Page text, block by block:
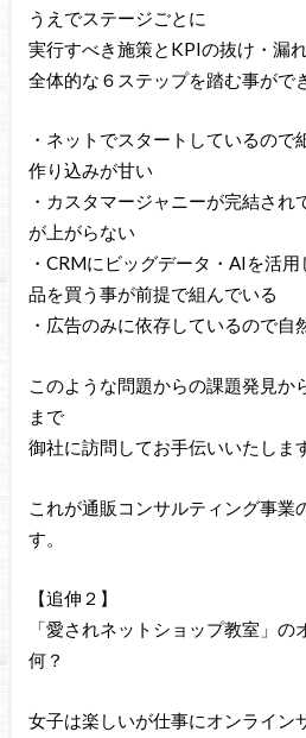
うえでステージごとに
実行すべき施策とKPIの抜け・漏れ
全体的な６ステップを踏む事がで
・ネットでスタートしているの
作り込みが甘い
・カスタマージャニーが完結さ
が上がらない
・CRMにビッグデータ・AIを活
品を買う事が前提で組んでいる
・広告のみに依存しているので自
このような問題からの課題発見か
まで
御社に訪問してお手伝いいたしま
これが通販コンサルティング事業
す。
【追伸２】
「愛されネットショップ教室」の
何？
女子は楽しいが仕事にオンライン